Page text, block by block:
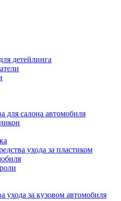
детейлинга
для салона автомобиля
ухода за пластиком
ухода за кузовом автомобиля